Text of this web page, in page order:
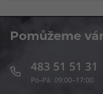
Pomůžeme
483 51 51 31
Po–Pá: 09:00–17:00